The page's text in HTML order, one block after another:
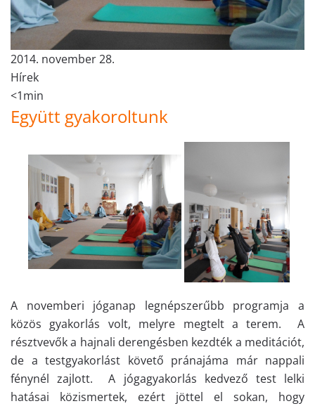
2014. november 28.
Hírek
<1min
Együtt gyakoroltunk
A novemberi jóganap legnépszerűbb programja a
közös gyakorlás volt, melyre megtelt a terem. A
résztvevők a hajnali derengésben kezdték a meditációt,
de a testgyakorlást követő pránajáma már nappali
fénynél zajlott. A jógagyakorlás kedvező test lelki
hatásai közismertek, ezért jöttel el sokan, hogy